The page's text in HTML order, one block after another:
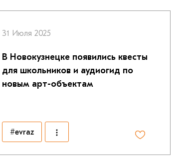
31 Июля 2025
В Новокузнецке появились квесты
для школьников и аудиогид по
новым арт-объектам
#evraz